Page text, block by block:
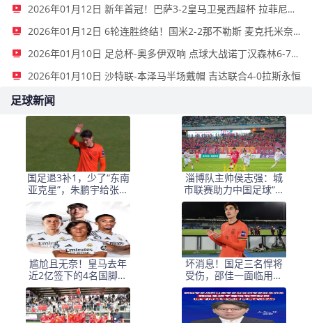
2026年01月12日 新年首冠！巴萨3-2皇马卫冕西超杯 拉菲尼亚双响维尼修斯一条龙
2026年01月12日 6轮连胜终结！国米2-2那不勒斯 麦克托米奈双响恰20点射孔蒂染红
2026年01月10日 足总杯-奥多伊双响 点球大战诺丁汉森林6-7雷克瑟姆
2026年01月10日 沙特联-本泽马半场戴帽 吉达联合4-0拉斯永恒
足球新闻
国足退3补1，少了“东南
亚克星”，朱鹏宇给张玉
宁当替补 防线不稳
淄博队主帅侯志强：城
市联赛助力中国足球“基
础建设”｜专访
尴尬且无奈！皇马去年
近2亿签下的4名国脚新
援，今夏均无缘世界杯
坏消息！国足三名悍将
受伤，邵佳一面临用人
荒，武磊也难出场